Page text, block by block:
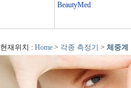
BeautyMed
현재위치 : Home > 각종 측정기 > 체중계